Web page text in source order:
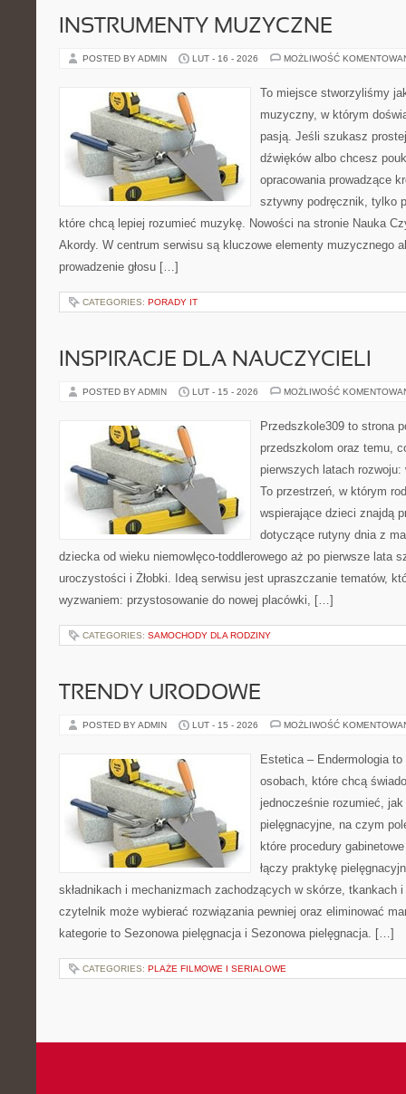
INSTRUMENTY MUZYCZNE
POSTED BY ADMIN LUT - 16 - 2026 MOŻLIWOŚĆ
To miejsce stworzyliśmy
muzyczny, w którym
pasją. Jeśli szukasz
dźwięków albo chcesz
opracowania prowadzące
sztywny podręcznik, tylko
które chcą lepiej rozumieć muzykę. Nowości na stronie Nauka
Akordy. W centrum serwisu są kluczowe elementy muzycznego
prowadzenie głosu […]
CATEGORIES: PORADY IT
INSPIRACJE DLA NAUCZYCIELI
POSTED BY ADMIN LUT - 15 - 2026 MOŻLIWOŚĆ
Przedszkole309 to strona
przedszkolom oraz temu,
pierwszych latach
To przestrzeń, w którym
wspierające dzieci znajdą
dotyczące rutyny dnia z
dziecka od wieku niemowlęco-toddlerowego aż po pierwsze lata
uroczystości i Żłobki. Ideą serwisu jest upraszczanie tematów,
wyzwaniem: przystosowanie do nowej placówki, […]
CATEGORIES: SAMOCHODY DLA RODZINY
TRENDY URODOWE
POSTED BY ADMIN LUT - 15 - 2026 MOŻLIWOŚĆ
Estetica – Endermologia
osobach, które chcą
jednocześnie rozumieć, jak
pielęgnacyjne, na czym
które procedury
łączy praktykę
składnikach i mechanizmach zachodzących w skórze, tkankach
czytelnik może wybierać rozwiązania pewniej oraz eliminować
kategorie to Sezonowa pielęgnacja i Sezonowa pielęgnacja. […]
CATEGORIES: PLAŻE FILMOWE I SERIALOWE